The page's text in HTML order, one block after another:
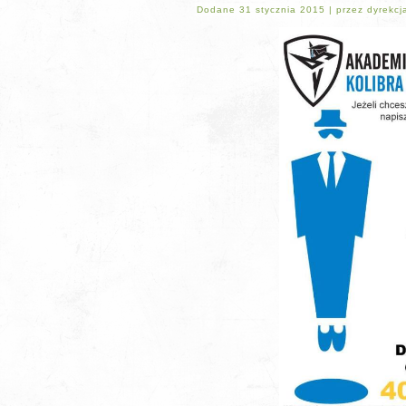
Dodane 31 stycznia 2015 | przez